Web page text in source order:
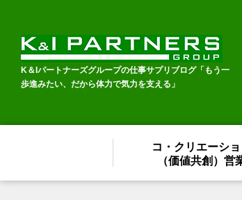
K＆Iパートナーズグループの仕事サプリブログ「もう一
歩進みたい、だから体力で気力を支える」
コ・クリエーシ
（価値共創）営